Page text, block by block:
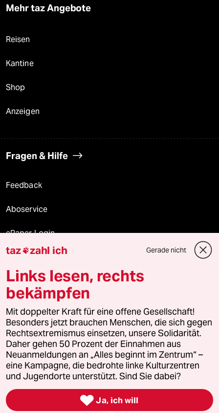
Mehr taz Angebote
Reisen
Kantine
Shop
Anzeigen
Fragen & Hilfe
Feedback
Aboservice
ePaper Login
Downloads für Abonnierende
© 2026 taz Verlags und Vertriebs GmbH
Alle Rechte vorbehalten. Bei rechtlichen Fragen oder für Genehmigungen
wenden Sie sich bitte an
lizenzen@taz.de
Feedback Redaktionsstatut Kommune-Richtlinien
Leitlinie Informant Datenschutz Impressum AGB
Seitenwende Einwilligungen widerrufen (Ads)
taz zahl ich Gerade nicht
Links lesen, rechts
bekämpfen
Mit doppelter Kraft für eine offene Gesellschaft!
Besonders jetzt brauchen Menschen, die sich gegen
Rechtsextremismus einsetzen, unsere Solidarität.
Daher gehen 50 Prozent der Einnahmen aus
Neuanmeldungen an „Alles beginnt im Zentrum“ –
eine Kampagne, die bedrohte linke Kulturzentren
und Jugendorte unterstützt. Sind Sie dabei?
 Ja, ich will